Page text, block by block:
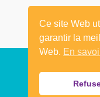
Ce site Web
garantir la
Web. En